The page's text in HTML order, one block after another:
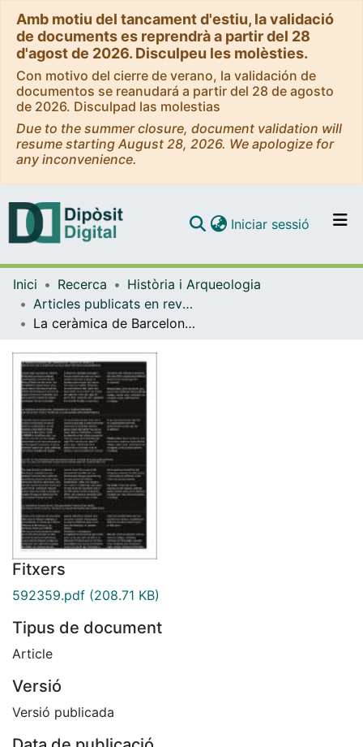
Amb motiu del tancament d'estiu, la validació
de documents es reprendrà a partir del 28
d'agost de 2026. Disculpeu les molèsties.
Con motivo del cierre de verano, la validación de
documentos se reanudará a partir del 28 de agosto
de 2026. Disculpad las molestias
Due to the summer closure, document validation will
resume starting August 28, 2026. We apologize for
any inconvenience.
Navega per tot el DD
Iniciar sessió (current)
Inici Recerca
Història i Arqueologia
Articles publicats en revistes (Història i Arqueologia)
La ceràmica de Barcelona. Organització i producció entre els segles XIII i XVIII a través de la seva caracterització arqueomètrica
Fitxers
592359.pdf (208.71 KB)
Tipus de document
Article
Versió
Versió publicada